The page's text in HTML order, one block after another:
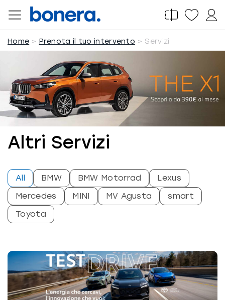
Salta
contenuto
Home Prenota il tuo intervento Servizi
Altri Servizi
All BMW BMW Motorrad
Lexus
Mercedes
MINI MV Agusta
smart
Toyota